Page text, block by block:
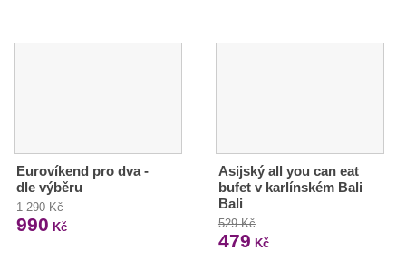
Eurovíkend pro dva -
dle výběru
1 290 Kč
990 Kč
Asijský all you can eat
bufet v karlínském Bali
Bali
529 Kč
479 Kč